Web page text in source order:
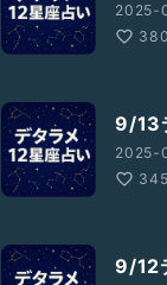
2025-
9/13
2025-
9/12